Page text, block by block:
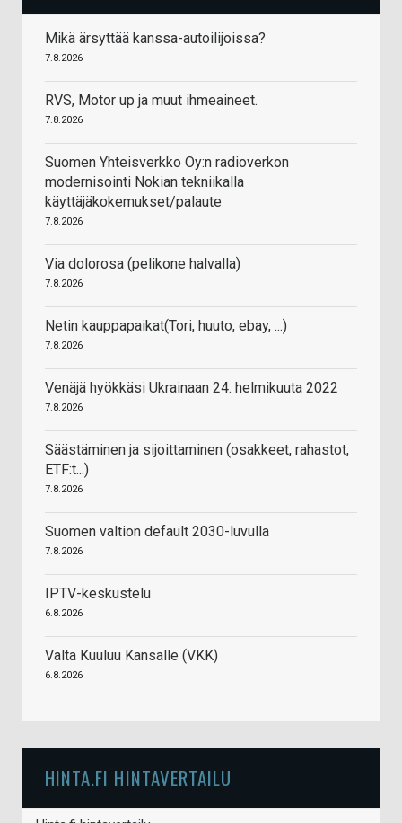
Mikä ärsyttää kanssa-autoilijoissa?
7.8.2026
RVS, Motor up ja muut ihmeaineet.
7.8.2026
Suomen Yhteisverkko Oy:n radioverkon
modernisointi Nokian tekniikalla
käyttäjäkokemukset/palaute
7.8.2026
Via dolorosa (pelikone halvalla)
7.8.2026
Netin kauppapaikat(Tori, huuto, ebay, ...)
7.8.2026
Venäjä hyökkäsi Ukrainaan 24. helmikuuta 2022
7.8.2026
Säästäminen ja sijoittaminen (osakkeet, rahastot,
ETF:t...)
7.8.2026
Suomen valtion default 2030-luvulla
7.8.2026
IPTV-keskustelu
6.8.2026
Valta Kuuluu Kansalle (VKK)
6.8.2026
HINTA.FI HINTAVERTAILU